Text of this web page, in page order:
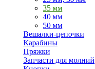
35 мм
40 мм
50 мм
Вешалки-цепочки
Карабины
Пряжки
Запчасти для молний